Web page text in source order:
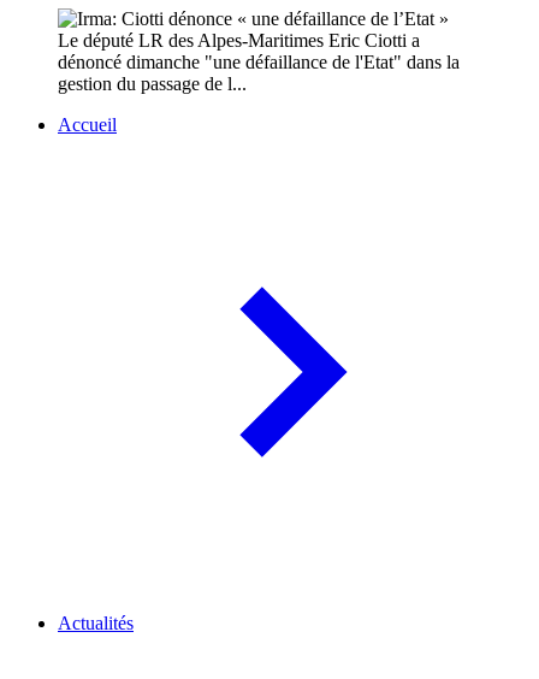
Le député LR des Alpes-Maritimes Eric Ciotti a
dénoncé dimanche "une défaillance de l'Etat" dans la
gestion du passage de l...
Accueil
Actualités